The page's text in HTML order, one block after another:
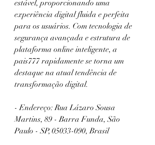
estável, proporcionando uma
experiência digital fluida e perfeita
para os usuários. Com tecnologia de
segurança avançada e estrutura de
plataforma online inteligente, a
pais777 rapidamente se torna um
destaque na atual tendência de
transformação digital.
- Endereço: Rua Lázaro Sousa
Martins, 89 - Barra Funda, São
Paulo - SP, 05033-090, Brasil